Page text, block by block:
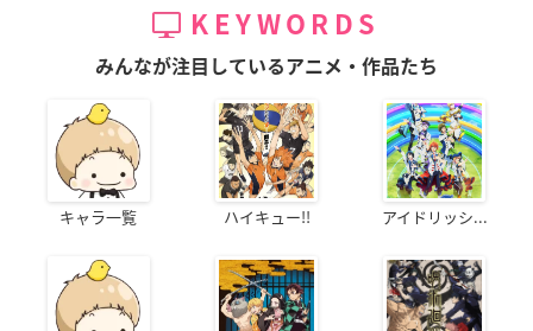
KEYWORDS
みんなが注目しているアニメ・作品たち
キャラ一覧 ハイキュー!! アイドリッシ...